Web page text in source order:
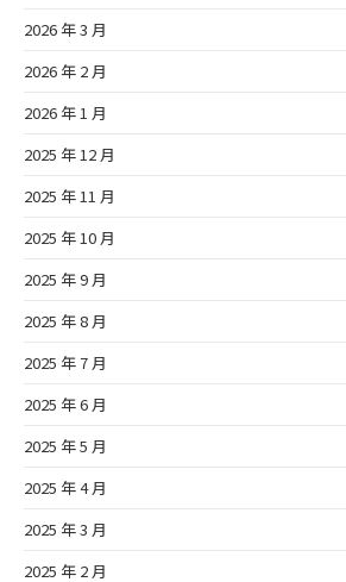
2026 年 3 月
2026 年 2 月
2026 年 1 月
2025 年 12 月
2025 年 11 月
2025 年 10 月
2025 年 9 月
2025 年 8 月
2025 年 7 月
2025 年 6 月
2025 年 5 月
2025 年 4 月
2025 年 3 月
2025 年 2 月